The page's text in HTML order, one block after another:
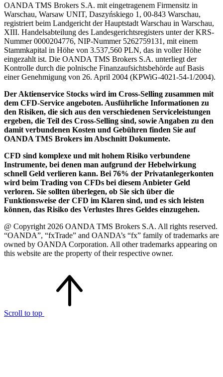
OANDA TMS Brokers S.A. mit eingetragenem Firmensitz in
Warschau, Warsaw UNIT, Daszyńskiego 1, 00-843 Warschau,
registriert beim Landgericht der Hauptstadt Warschau in Warschau,
XIII. Handelsabteilung des Landesgerichtsregisters unter der KRS-
Nummer 0000204776, NIP-Nummer 5262759131, mit einem
Stammkapital in Höhe von 3.537,560 PLN, das in voller Höhe
eingezahlt ist. Die OANDA TMS Brokers S.A. unterliegt der
Kontrolle durch die polnische Finanzaufsichtsbehörde auf Basis
einer Genehmigung von 26. April 2004 (KPWiG-4021-54-1/2004).
Der Aktienservice Stocks wird im Cross-Selling zusammen mit
dem CFD-Service angeboten. Ausführliche Informationen zu
den Risiken, die sich aus den verschiedenen Serviceleistungen
ergeben, die Teil des Cross-Selling sind, sowie Angaben zu den
damit verbundenen Kosten und Gebühren finden Sie auf
OANDA TMS Brokers im Abschnitt Dokumente.
CFD sind komplexe und mit hohem Risiko verbundene
Instrumente, bei denen man aufgrund der Hebelwirkung
schnell Geld verlieren kann. Bei 76% der Privatanlegerkonten
wird beim Trading von CFDs bei diesem Anbieter Geld
verloren. Sie sollten überlegen, ob Sie sich über die
Funktionsweise der CFD im Klaren sind, und es sich leisten
können, das Risiko des Verlustes Ihres Geldes einzugehen.
@ Copyright 2026 OANDA TMS Brokers S.A. All rights reserved.
“OANDA”, “fxTrade” and OANDA’s “fx” family of trademarks are
owned by OANDA Corporation. All other trademarks appearing on
this website are the property of their respective owner.
Scroll to top